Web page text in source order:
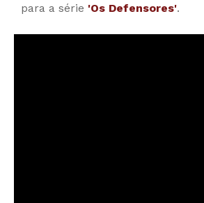
para a série 'Os Defensores'.